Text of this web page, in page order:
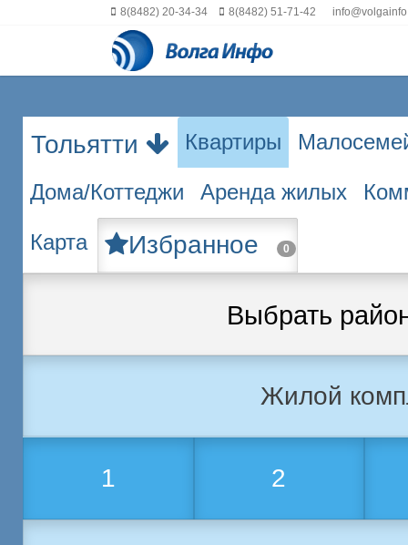
8(8482) 20-34-34 8(8482) 51-71-42
Тольятти Квартиры
Дома/Коттеджи Аренда жилых
Карта Избранное 0
Выбрать
Жилой
1 2